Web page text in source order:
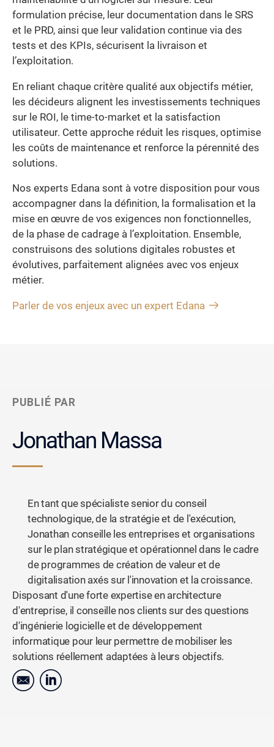
formulation précise, leur documentation dans le SRS
et le PRD, ainsi que leur validation continue via des
tests et des KPIs, sécurisent la livraison et
l’exploitation.
En reliant chaque critère qualité aux objectifs métier,
les décideurs alignent les investissements techniques
sur le ROI, le time-to-market et la satisfaction
utilisateur. Cette approche réduit les risques, optimise
les coûts de maintenance et renforce la pérennité des
solutions.
Nos experts Edana sont à votre disposition pour vous
accompagner dans la définition, la formalisation et la
mise en œuvre de vos exigences non fonctionnelles,
de la phase de cadrage à l’exploitation. Ensemble,
construisons des solutions digitales robustes et
évolutives, parfaitement alignées avec vos enjeux
métier.
Parler de vos enjeux avec un expert Edana
PUBLIÉ PAR
Jonathan Massa
En tant que spécialiste senior du conseil
technologique, de la stratégie et de l'exécution,
Jonathan conseille les entreprises et organisations
sur le plan stratégique et opérationnel dans le cadre
de programmes de création de valeur et de
digitalisation axés sur l'innovation et la croissance.
Disposant d'une forte expertise en architecture
d'entreprise, il conseille nos clients sur des questions
d'ingénierie logicielle et de développement
informatique pour leur permettre de mobiliser les
solutions réellement adaptées à leurs objectifs.